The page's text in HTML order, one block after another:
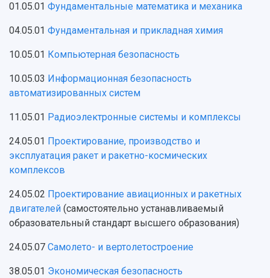
01.05.01 Фундаментальные математика и механика
04.05.01 Фундаментальная и прикладная химия
10.05.01 Компьютерная безопасность
10.05.03 Информационная безопасность
автоматизированных систем
11.05.01 Радиоэлектронные системы и комплексы
24.05.01 Проектирование, производство и
эксплуатация ракет и ракетно-космических
комплексов
24.05.02 Проектирование авиационных и ракетных
двигателей (самостоятельно устанавливаемый
образовательный стандарт высшего образования)
24.05.07 Самолето- и вертолетостроение
38.05.01 Экономическая безопасность